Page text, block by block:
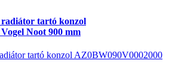
tartó konzol
Noot 900 mm
tartó konzol AZ0BW090V0002000